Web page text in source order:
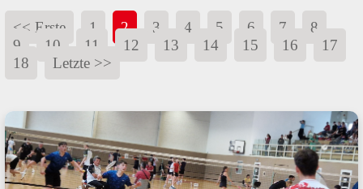
<< Erste 1 2 3 4 5 6 7
8
9
10 11 12 13 14 15 16
17
18
Letzte >>